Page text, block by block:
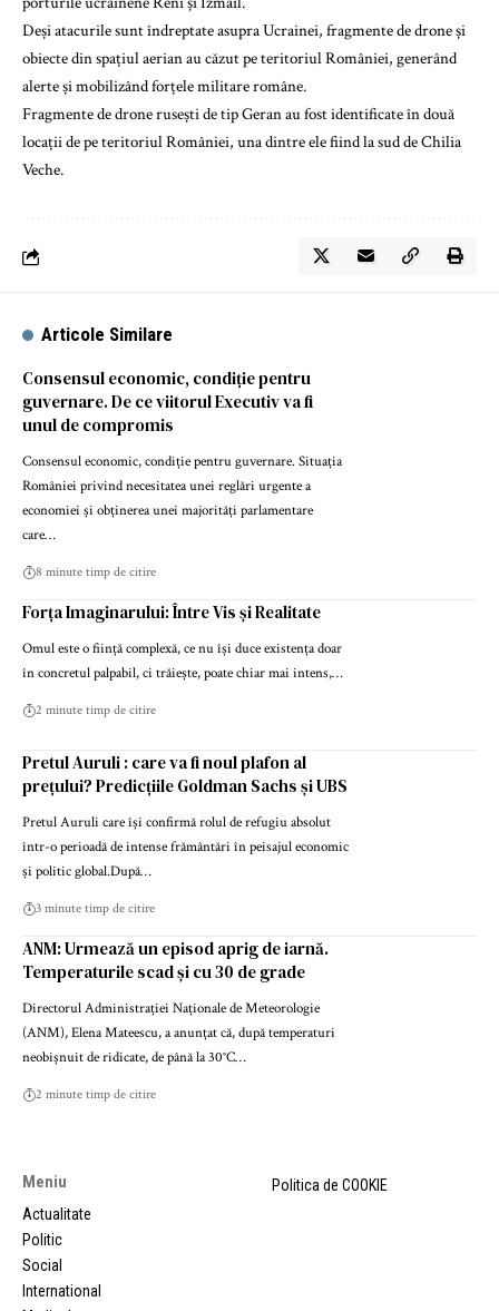
Deși atacurile sunt îndreptate asupra Ucrainei, fragmente de drone și
obiecte din spațiul aerian au căzut pe teritoriul României, generând
alerte și mobilizând forțele militare române.
Fragmente de drone rusești de tip Geran au fost identificate în două
locații de pe teritoriul României, una dintre ele fiind la sud de Chilia
Veche.
Articole Similare
Consensul economic, condiție pentru
guvernare. De ce viitorul Executiv va fi
unul de compromis
Consensul economic, condiție pentru guvernare. Situația
României privind necesitatea unei reglări urgente a
economiei și obținerea unei majorități parlamentare
care…
8 minute timp de citire
Forța Imaginarului: Între Vis și Realitate
Omul este o ființă complexă, ce nu își duce existența doar
în concretul palpabil, ci trăiește, poate chiar mai intens,…
2 minute timp de citire
Pretul Auruli : care va fi noul plafon al
prețului? Predicțiile Goldman Sachs și UBS
Pretul Auruli care își confirmă rolul de refugiu absolut
într-o perioadă de intense frământări în peisajul economic
și politic global.După…
3 minute timp de citire
ANM: Urmează un episod aprig de iarnă.
Temperaturile scad și cu 30 de grade
Directorul Administrației Naționale de Meteorologie
(ANM), Elena Mateescu, a anunțat că, după temperaturi
neobișnuit de ridicate, de până la 30°C…
2 minute timp de citire
Meniu
Actualitate
Politic
Social
International
Politica de COOKIE